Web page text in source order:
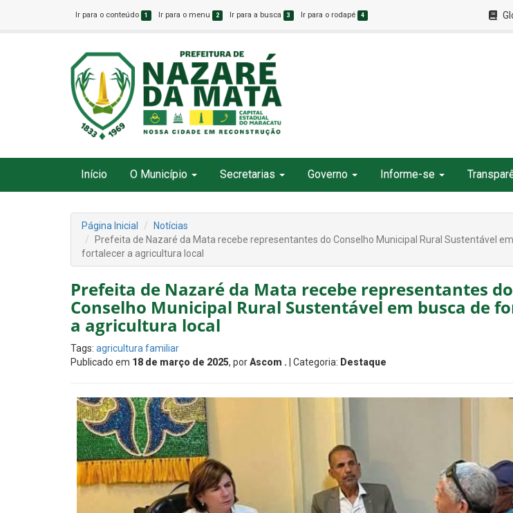
Ir para o conteúdo 1 Ir para o menu 2 Ir para a busca 3 Ir para o rodapé 4
Início O Município Secretarias Governo Informe-se
Página Inicial
Notícias
Prefeita de Nazaré da Mata recebe representantes do Conselho Municipal Rural Sustentável
fortalecer a agricultura local
Prefeita de Nazaré da Mata recebe representantes do
Conselho Municipal Rural Sustentável em busca de
a agricultura local
Tags: agricultura familiar
Publicado em 18 de março de 2025, porAscom . | Categoria: Destaque